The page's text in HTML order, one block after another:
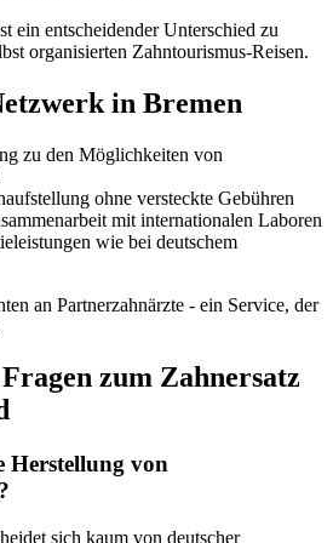
ein entscheidender Unterschied zu
organisierten Zahntourismus-Reisen.
in Bremen
zu den Möglichkeiten von
ohne versteckte Gebühren
mit internationalen Laboren
wie bei deutschem
an Partnerzahnärzte - ein Service, der
zum Zahnersatz
Herstellung von
sich kaum von deutscher